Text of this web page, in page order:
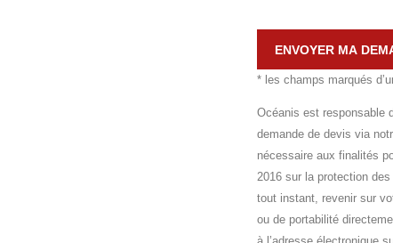
ENVOYER MA
* les champs marqués
Océanis est responsable
demande de devis via
nécessaire aux finalités
2016 sur la protection
tout instant, revenir sur
ou de portabilité